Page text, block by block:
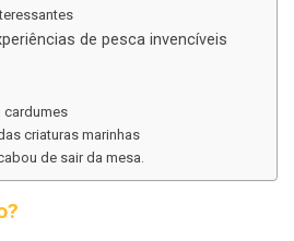
de pesca invencíveis
cardumes
criaturas marinhas
de sair da mesa.